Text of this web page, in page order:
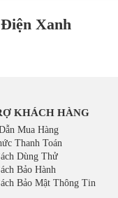
Xanh
KHÁCH HÀNG
Mua Hàng
Thanh Toán
Dùng Thử
Bảo Hành
Bảo Mật Thông Tin